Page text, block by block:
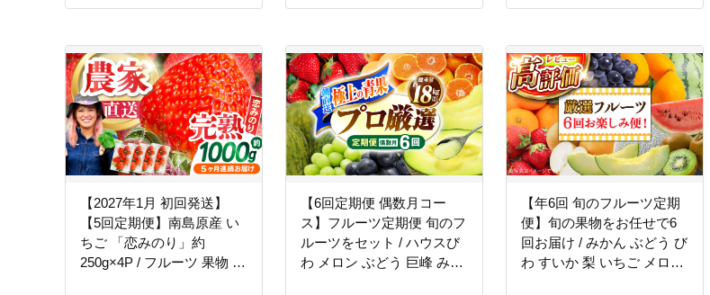
【2027年1月 初回発送】
【5回定期便】南島原産 い
ちご 「恋みのり」約
250g×4P / フルーツ 果物 /
【6回定期便 偶数月コー
ス】フルーツ定期便 旬のフ
ルーツをセット / ハウスび
わ メロン ぶどう 巨峰 みか
【年6回 旬のフルーツ定期
便】旬の果物をお任せで6
回お届け / みかん ぶどう び
わ すいか 梨 いちご メロン